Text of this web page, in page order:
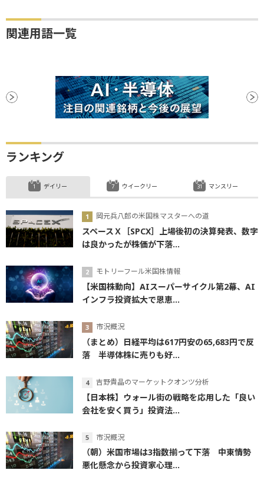
関連用語一覧
ランキング
デイリー
岡元兵八郎の米国株マスターへの道
スペースＸ［SPCX］上場後初の決算発表、数字
は良かったが株価が下落...
モトリーフール米国株情報
【米国株動向】AIスーパーサイクル第2幕、AI
インフラ投資拡大で恩恵...
市況概況
（まとめ）日経平均は617円安の65,683円で反
落 半導体株に売りも好...
吉野貴晶のマーケットクオンツ分析
【日本株】ウォール街の戦略を応用した「良い
会社を安く買う」投資法...
市況概況
（朝）米国市場は3指数揃って下落 中東情勢
悪化懸念から投資家心理...
ウイークリー マンスリー